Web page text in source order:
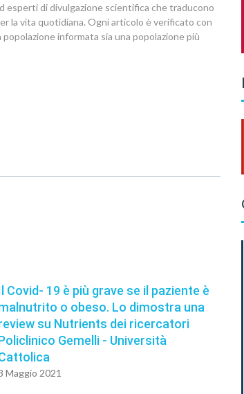
esperti di divulgazione scientifica che traducono
la vita quotidiana. Ogni articolo è verificato con
informata sia una popolazione più
Covid- 19 è più grave se il paziente è
o obeso. Lo dimostra una
su Nutrients dei ricercatori
Gemelli - Università
Maggio 2021